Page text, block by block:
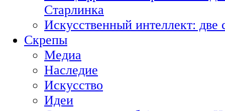
Старлинка
Искусственный интеллект:
Скрепы
Медиа
Наследие
Искусство
Идеи